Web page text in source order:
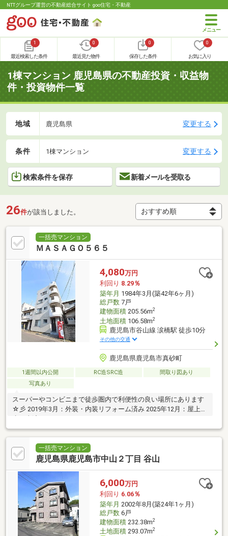
NTTグループ運営の不動産総合サイト goo住宅・不動産
1
最近検索した条件
0
最近見た物件
0
保存した条件
0
お気に入り
1棟マンション 鹿児島県の不動産投資・収益物
件・投資物件一覧
地域 鹿児島県 変更する
条件 1棟マンション 変更する
検索条件を保存 新着メールを受取る
26件が該当しました。
一括売マンション
ＭＡＳＡＧＯ５６５
4,080万円
利回り 8.29％
築年月 1984年3月(築42年6ヶ月)
総戸数7戸
建物面積205.56m2
土地面積106.58m2
鹿児島市谷山線 涙橋駅 徒歩10分
その他の交通
鹿児島県鹿児島市真砂町
1週間以内公開 RC造SRC造
間取り図あり
写真あり
スーパーやコンビニまで徒歩圏内で利便性の良い場所にあります
☆彡 2019年3月：外装・内装リフォーム済み 2025年12月：屋上防
一括売マンション
鹿児島県鹿児島市中山２丁目 谷山
6,000万円
利回り 6.06％
築年月 2002年8月(築24年1ヶ月)
総戸数6戸
建物面積232.38m2
土地面積293.07m2